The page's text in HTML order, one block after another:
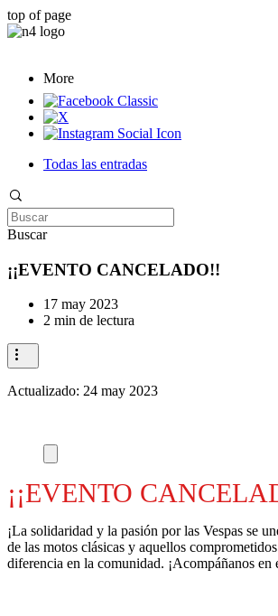
top of page
More
Todas las entradas
Buscar
¡¡EVENTO CANCELADO!!
17 may 2023
2 min de lectura
Actualizado: 24 may 2023
¡¡EVENTO
¡La solidaridad y la pasión por las Vespas se
de las motos clásicas y aquellos
diferencia en la comunidad. ¡Acompáñanos en